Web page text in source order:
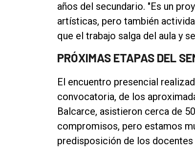
años del secundario. "Es un
artísticas, pero también
que el trabajo salga del aula y
PRÓXIMAS ETAPAS DEL
El encuentro presencial
convocatoria, de los
Balcarce, asistieron cerca de
compromisos, pero estamos
predisposición de los docentes